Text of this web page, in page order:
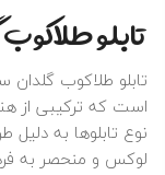
تابلو
تابلو طلاکوب
است که ترکیبی از
نوع تابلوها به دلیل
لوکس و منحصر به فرد